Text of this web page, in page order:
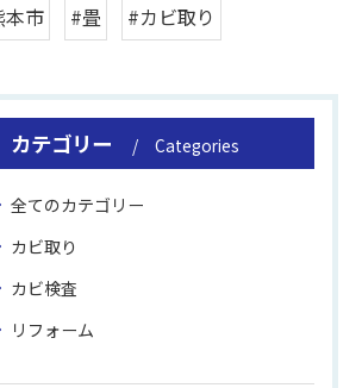
本市 #畳 #カビ取り
カテゴリー Categories
全てのカテゴリー
カビ取り
カビ検査
リフォーム